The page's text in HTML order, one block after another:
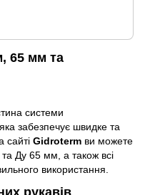
65 мм та
системи
забезпечує швидке та
сайті Gidroterm ви можете
Ду 65 мм, а також всі
використання.
рукавів